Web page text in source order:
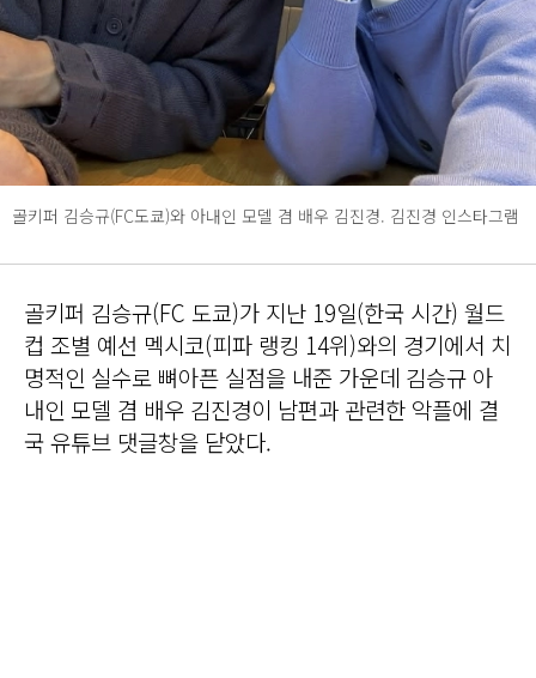
골키퍼 김승규(FC도쿄)와 아내인 모델 겸 배우 김진경. 김진경 인스타그램
골키퍼 김승규(FC 도쿄)가 지난 19일(한국 시간) 월드
컵 조별 예선 멕시코(피파 랭킹 14위)와의 경기에서 치
명적인 실수로 뼈아픈 실점을 내준 가운데 김승규 아
내인 모델 겸 배우 김진경이 남편과 관련한 악플에 결
국 유튜브 댓글창을 닫았다.